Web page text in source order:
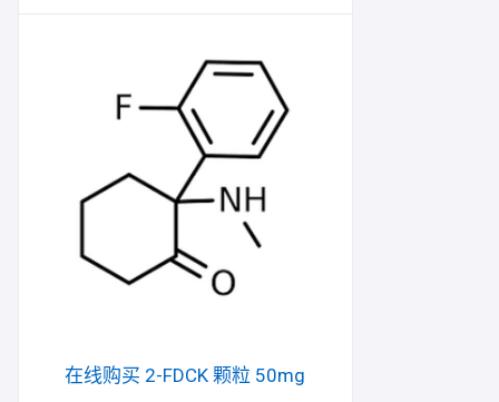
在线购买 2-FDCK 颗粒 50mg